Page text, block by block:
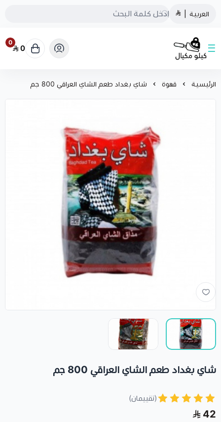
العربية
كيلو مكيال
0
0
الرئيسية قهوة شاي بغداد طعم الشاي العراقي 800 جم
شاي بغداد طعم الشاي العراقي 800 جم
(تقييمان)
42